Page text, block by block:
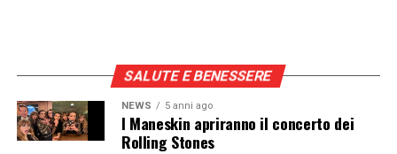
SALUTE E BENESSERE
NEWS 5 anni ago
I Maneskin apriranno il concerto dei
Rolling Stones